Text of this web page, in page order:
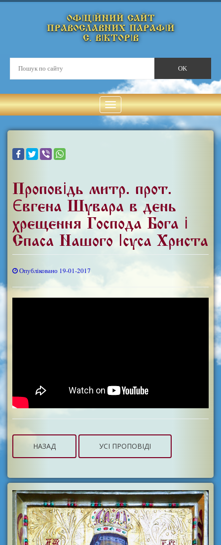
ОФІЦІЙНИЙ САЙТ
ПРАВОСЛАВНИХ ПАРАФІЙ
С. ВІКТОРІВ
Проповідь митр. прот.
Євгена Шувара в день
хрещення Господа Бога і
Спаса Нашого Ісуса Христа
Опубліковано 19-01-2017
НАЗАД УСІ ПРОПОВІДІ